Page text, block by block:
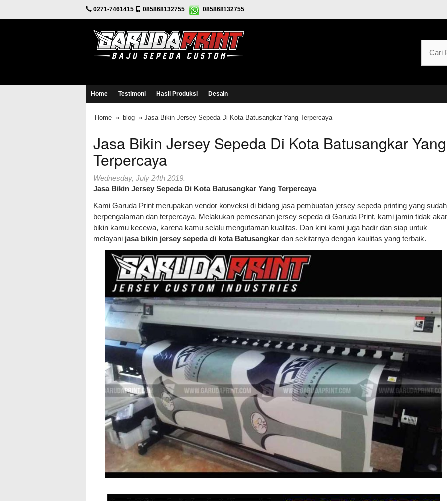
0271-7461415 085868132755 085868132755
Home Testimoni Hasil Produksi Desain
Home » blog » Jasa Bikin Jersey Sepeda Di Kota Batusangkar Yang Terpercaya
Jasa Bikin Jersey Sepeda Di Kota Batusangkar Yang
Terpercaya
Wednesday, July 24th 2019.
Jasa Bikin Jersey Sepeda Di Kota Batusangkar Yang Terpercaya
Kami Garuda Print merupakan vendor konveksi di bidang jasa pembuatan jersey sepeda printing yang sudah
berpengalaman dan terpercaya. Melakukan pemesanan jersey sepeda di Garuda Print, kami jamin tidak
bikin kamu kecewa, karena kamu selalu mengutaman kualitas. Dan kini kami juga hadir dan siap untuk
melayani jasa bikin jersey sepeda di kota Batusangkar dan sekitarnya dengan kaulitas yang terbaik.